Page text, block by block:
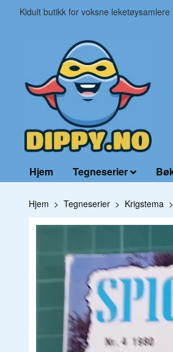
Kidult butikk for voksne leketøysamlere
Hjem Tegneserier
Hjem Tegneserier Krigstema